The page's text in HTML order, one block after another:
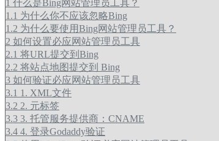
1 什么是Bing网站管理员工具？
1.1 为什么你不应该忽略Bing
1.2 为什么要使用Bing网站管理员工具？
2 如何设置必应网站管理员工具
2.1 将URL提交到Bing
2.2 将站点地图提交到 Bing
3 如何验证必应网站管理员工具
3.1 1. XML文件
3.2 2. 元标签
3.3 3. 托管服务提供商：CNAME
3.4 4. 登录Godaddy验证